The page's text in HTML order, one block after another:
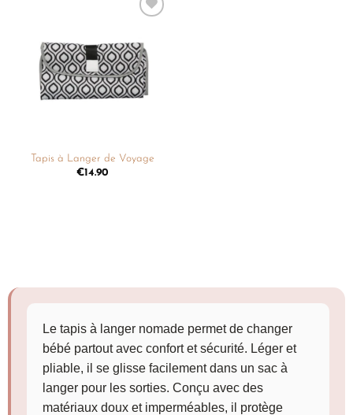
liste de
souhaits
Tapis à Langer de Voyage
€14.90
Le tapis à langer nomade permet de changer
bébé partout avec confort et sécurité. Léger et
pliable, il se glisse facilement dans un sac à
langer pour les sorties. Conçu avec des
matériaux doux et imperméables, il protège